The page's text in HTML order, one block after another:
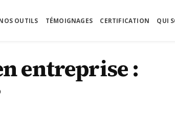
OUTILS TÉMOIGNAGES CERTIFICATION QUI
entreprise :